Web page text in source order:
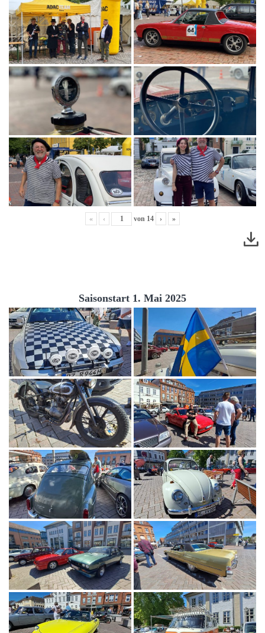
« ‹ von 14 › »
Saisonstart 1. Mai 2025